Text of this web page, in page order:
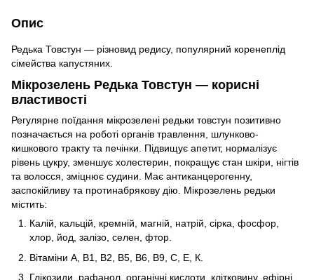
Опис
Редька Товстун — різновид редису, популярний коренеплід
сімейства капустяних.
Мікрозелень Редька Товстун — корисні
властивості
Регулярне поїдання мікрозелені редьки товстун позитивно
позначається на роботі органів травлення, шлунково-
кишкового тракту та печінки. Підвищує апетит, нормалізує
рівень цукру, зменшує холестерин, покращує стан шкіри, нігтів
та волосся, зміцнює судини. Має антиканцерогенну,
заспокійливу та протинабрякову дію. Мікрозелень редьки
містить:
Калій, кальцій, кремній, магній, натрій, сірка, фосфор,
хлор, йод, залізо, селен, фтор.
Вітаміни А, В1, В2, В5, В6, В9, С, Е, К.
Глікозиди, рафанол, органічні кислоти, клітковину, ефірні